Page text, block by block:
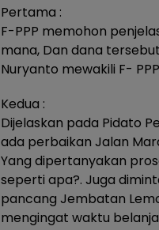
Pertama :
F-PPP memohon
mana, Dan dana
Nuryanto mewakili F-
Kedua :
Dijelaskan pada Pidato
ada perbaikan Jalan
Yang dipertanyakan
seperti apa?. Juga
pancang Jembatan
mengingat waktu